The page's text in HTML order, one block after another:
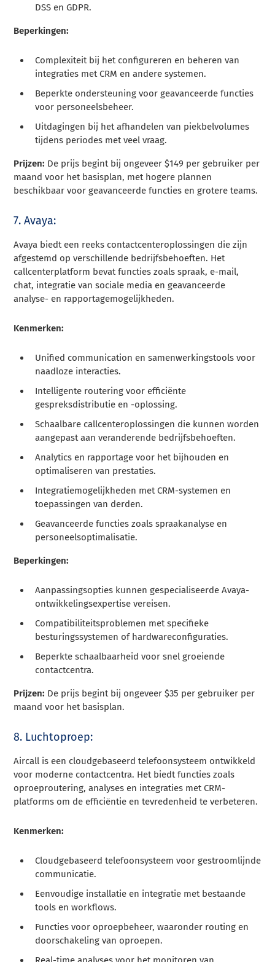
DSS en GDPR.
Beperkingen:
Complexiteit bij het configureren en beheren van
integraties met CRM en andere systemen.
Beperkte ondersteuning voor geavanceerde functies
voor personeelsbeheer.
Uitdagingen bij het afhandelen van piekbelvolumes
tijdens periodes met veel vraag.
Prijzen: De prijs begint bij ongeveer $149 per gebruiker per
maand voor het basisplan, met hogere plannen
beschikbaar voor geavanceerde functies en grotere teams.
7. Avaya:
Avaya biedt een reeks contactcenteroplossingen die zijn
afgestemd op verschillende bedrijfsbehoeften. Het
callcenterplatform bevat functies zoals spraak, e-mail,
chat, integratie van sociale media en geavanceerde
analyse- en rapportagemogelijkheden.
Kenmerken:
Unified communication en samenwerkingstools voor
naadloze interacties.
Intelligente routering voor efficiënte
gespreksdistributie en -oplossing.
Schaalbare callcenteroplossingen die kunnen worden
aangepast aan veranderende bedrijfsbehoeften.
Analytics en rapportage voor het bijhouden en
optimaliseren van prestaties.
Integratiemogelijkheden met CRM-systemen en
toepassingen van derden.
Geavanceerde functies zoals spraakanalyse en
personeelsoptimalisatie.
Beperkingen:
Aanpassingsopties kunnen gespecialiseerde Avaya-
ontwikkelingsexpertise vereisen.
Compatibiliteitsproblemen met specifieke
besturingssystemen of hardwareconfiguraties.
Beperkte schaalbaarheid voor snel groeiende
contactcentra.
Prijzen: De prijs begint bij ongeveer $35 per gebruiker per
maand voor het basisplan.
8. Luchtoproep:
Aircall is een cloudgebaseerd telefoonsysteem ontwikkeld
voor moderne contactcentra. Het biedt functies zoals
oproeproutering, analyses en integraties met CRM-
platforms om de efficiëntie en tevredenheid te verbeteren.
Kenmerken:
Cloudgebaseerd telefoonsysteem voor gestroomlijnde
communicatie.
Eenvoudige installatie en integratie met bestaande
tools en workflows.
Functies voor oproepbeheer, waaronder routing en
doorschakeling van oproepen.